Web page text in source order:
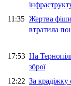
11:35 Жертва
втратила
17:53 На
зброї
12:22 За крадіжку